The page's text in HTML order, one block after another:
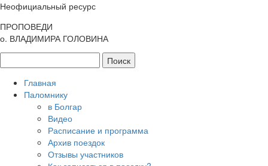
Неофициальный ресурс
ПРОПОВЕДИ
о. ВЛАДИМИРА ГОЛОВИНА
Главная
Паломнику
в Болгар
Видео
Расписание и программа
Архив поездок
Отзывы участников